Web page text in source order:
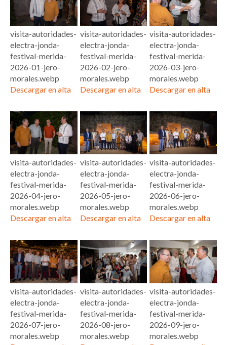
visita-autoridades-
electra-jonda-
festival-merida-
2026-01-jero-
morales.webp
Descargar en alta
visita-autoridades-
electra-jonda-
festival-merida-
2026-02-jero-
morales.webp
Descargar en alta
visita-autoridades-
electra-jonda-
festival-merida-
2026-03-jero-
morales.webp
Descargar en alta
visita-autoridades-
electra-jonda-
festival-merida-
2026-04-jero-
morales.webp
Descargar en alta
visita-autoridades-
electra-jonda-
festival-merida-
2026-05-jero-
morales.webp
Descargar en alta
visita-autoridades-
electra-jonda-
festival-merida-
2026-06-jero-
morales.webp
Descargar en alta
visita-autoridades-
electra-jonda-
festival-merida-
2026-07-jero-
morales.webp
visita-autoridades-
electra-jonda-
festival-merida-
2026-08-jero-
morales.webp
visita-autoridades-
electra-jonda-
festival-merida-
2026-09-jero-
morales.webp